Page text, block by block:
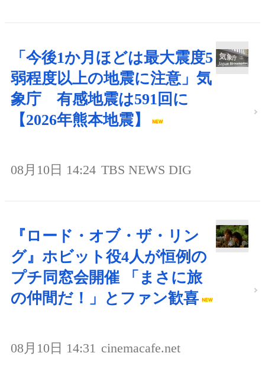
「今後1か月ほどは最大震度5
弱程度以上の地震に注意」気
象庁 有感地震は591回に
【2026年熊本地震】
08月10日 14:24 TBS NEWS DIG
『ロード・オブ・ザ・リン
グ』ホビット役4人が恒例の
プチ同窓会開催 「まさに旅
の仲間だ！」とファン歓喜
08月10日 14:31 cinemacafe.net